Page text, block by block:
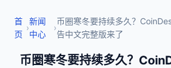
首
页
›
新闻
中心
›
币圈寒冬要持续多久？
告中文完整版来了
币圈寒冬要持续多久？